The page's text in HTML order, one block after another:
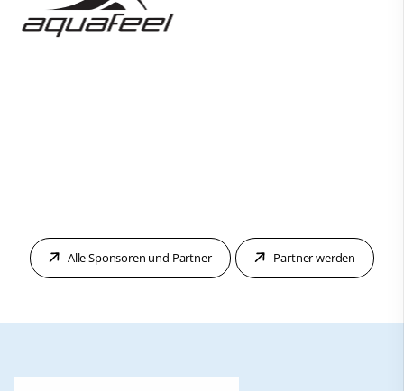
Alle Sponsoren und Partner Partner werden